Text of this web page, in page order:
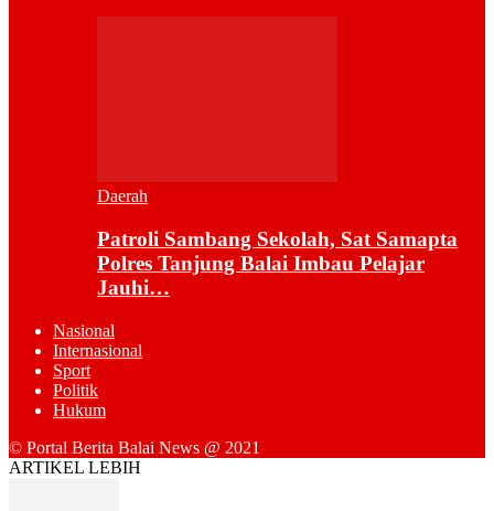
Daerah
Patroli Sambang Sekolah, Sat Samapta
Polres Tanjung Balai Imbau Pelajar
Jauhi…
Nasional
Internasional
Sport
Politik
Hukum
© Portal Berita Balai News @ 2021
ARTIKEL LEBIH